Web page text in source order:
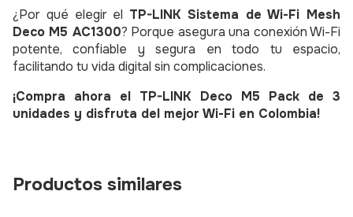
¿Por qué elegir el TP-LINK Sistema de Wi-Fi Mesh
Deco M5 AC1300? Porque asegura una conexión Wi-Fi
potente, confiable y segura en todo tu espacio,
facilitando tu vida digital sin complicaciones.
¡Compra ahora el TP-LINK Deco M5 Pack de 3
unidades y disfruta del mejor Wi-Fi en Colombia!
Productos similares